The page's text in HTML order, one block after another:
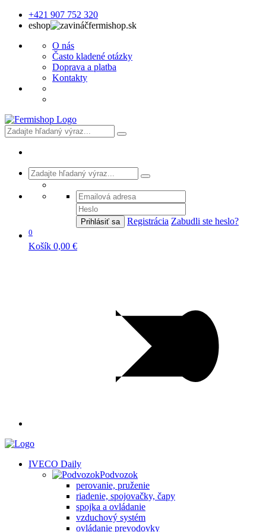
+421 907 752 320
eshop
fermishop.sk
O nás
Často kladené otázky
Doprava a platba
Kontakty
Prihlásiť sa Registrácia Zabudli ste heslo?
0
Košík 0,00 €
IVECO Daily
Podvozok
perovanie, pruženie
riadenie, spojovačky, čapy
spojka a ovládanie
vzduchový systém
ovládanie prevodovky